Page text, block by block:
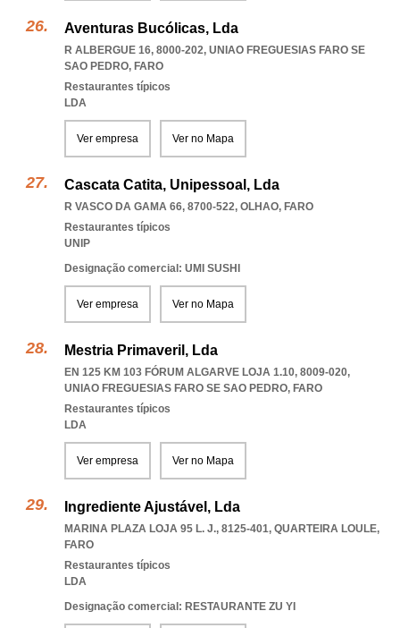
Aventuras Bucólicas, Lda
R ALBERGUE 16, 8000-202, UNIAO FREGUESIAS FARO SE
SAO PEDRO, FARO
Restaurantes típicos
LDA
Ver empresa Ver no Mapa
Cascata Catita, Unipessoal, Lda
R VASCO DA GAMA 66, 8700-522, OLHAO, FARO
Restaurantes típicos
UNIP
Designação comercial: UMI SUSHI
Ver empresa Ver no Mapa
Mestria Primaveril, Lda
EN 125 KM 103 FÓRUM ALGARVE LOJA 1.10, 8009-020,
UNIAO FREGUESIAS FARO SE SAO PEDRO, FARO
Restaurantes típicos
LDA
Ver empresa Ver no Mapa
Ingrediente Ajustável, Lda
MARINA PLAZA LOJA 95 L. J., 8125-401, QUARTEIRA LOULE,
FARO
Restaurantes típicos
LDA
Designação comercial: RESTAURANTE ZU YI